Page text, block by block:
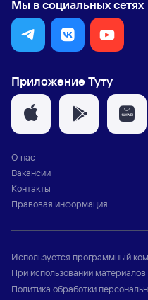
Мы в социальных сетях
Приложение Туту
О нас
Вакансии
Контакты
Правовая информация
Используется программный
При использовании материалов
Политика обработки